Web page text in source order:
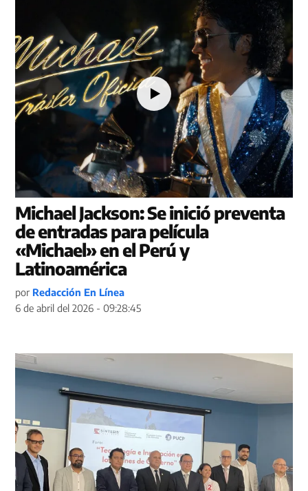
Michael Jackson: Se inició preventa
de entradas para película
«Michael» en el Perú y
Latinoamérica
por Redacción En Línea
6 de abril del 2026 - 09:28:45